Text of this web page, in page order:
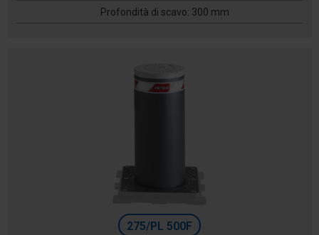
Profondità di scavo: 300 mm
275/PL 500F